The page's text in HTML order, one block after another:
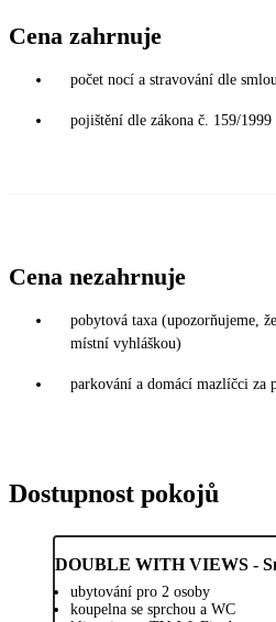
Cena zahrnuje
počet nocí a stravování dle
pojištění dle zákona č. 159/1999
Cena nezahrnuje
pobytová taxa (upozorňujeme,
místní vyhláškou)
parkování a domácí mazlíčci za
Dostupnost pokojů
DOUBLE WITH VIEWS -
ubytování pro 2 osoby
koupelna se sprchou a WC